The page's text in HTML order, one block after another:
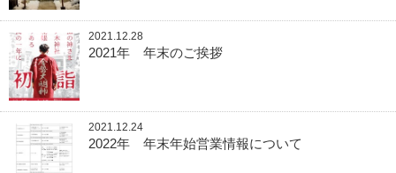
2021.12.28
2021年 年末のご挨拶
2021.12.24
2022年 年末年始営業情報について